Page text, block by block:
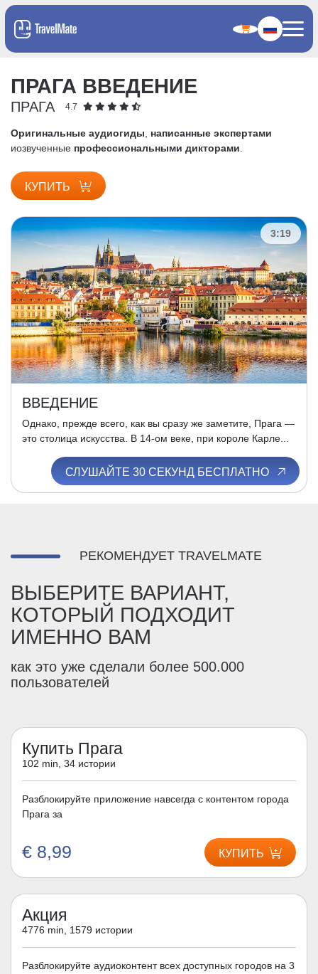
ПРАГА ВВЕДЕНИЕ
ПРАГА 4.7
Оригинальные аудиогиды
написанные экспертами
иозвученные профессиональными дикторами
КУПИТЬ
3:19
ВВЕДЕНИЕ
Однако, прежде всего, как вы сразу же заметите, Прага —
это столица искусства. В 14-ом веке, при короле Карле...
СЛУШАЙТЕ 30 СЕКУНД БЕСПЛАТНО
РЕКОМЕНДУЕТ TRAVELMATE
ВЫБЕРИТЕ ВАРИАНТ,
КОТОРЫЙ ПОДХОДИТ
ИМЕННО ВАМ
как это уже сделали более 500.000
пользователей
Купить Прага
102 min, 34 истории
Разблокируйте приложение навсегда с контентом города
Прага за
€ 8,99 КУПИТЬ
Акция
4776 min, 1579 истории
Разблокируйте аудиоконтент всех доступных городов на 3